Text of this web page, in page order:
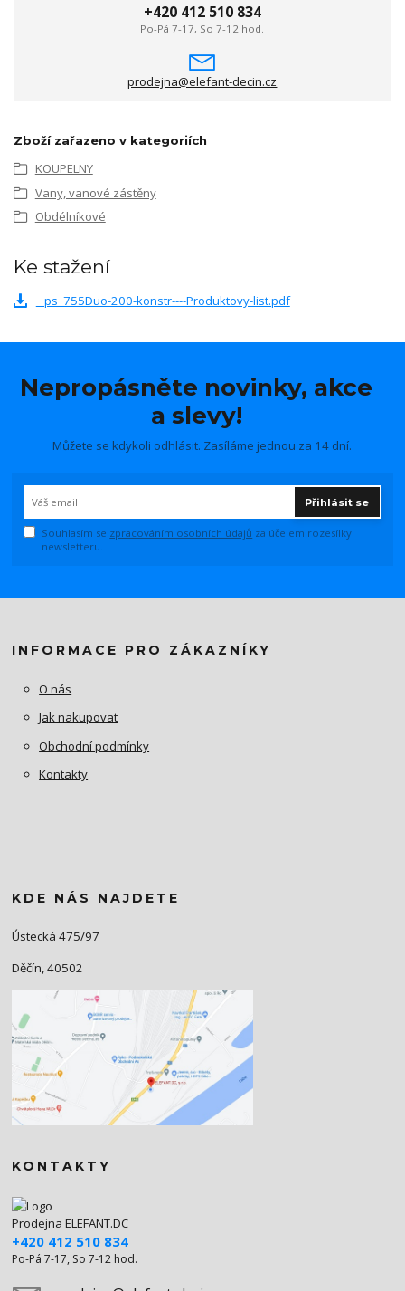
+420 412 510 834
Po-Pá 7-17, So 7-12 hod.
prodejna@elefant-decin.cz
Zboží zařazeno v kategoriích
KOUPELNY
Vany, vanové zástěny
Obdélníkové
Ke stažení
_ps_755Duo-200-konstr----Produktovy-list.pdf
Nepropásněte novinky, akce
a slevy!
Můžete se kdykoli odhlásit. Zasíláme jednou za 14 dní.
Přihlásit se
Souhlasím se zpracováním osobních údajů za účelem rozesílky
newsletteru.
INFORMACE PRO ZÁKAZNÍKY
O nás
Jak nakupovat
Obchodní podmínky
Kontakty
KDE NÁS NAJDETE
Ústecká 475/97
Děčín, 40502
KONTAKTY
Prodejna ELEFANT.DC
+420 412 510 834
Po-Pá 7-17, So 7-12 hod.